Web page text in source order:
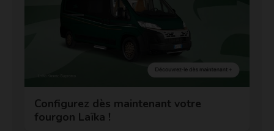
Configurez dès maintenant votre
fourgon Laïka !